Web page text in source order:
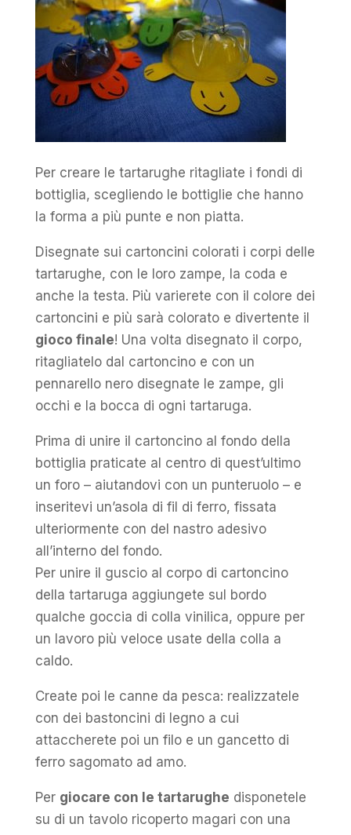
Per creare le tartarughe ritagliate i fondi di
bottiglia, scegliendo le bottiglie che hanno
la forma a più punte e non piatta.
Disegnate sui cartoncini colorati i corpi delle
tartarughe, con le loro zampe, la coda e
anche la testa. Più varierete con il colore dei
cartoncini e più sarà colorato e divertente il
gioco finale! Una volta disegnato il corpo,
ritagliatelo dal cartoncino e con un
pennarello nero disegnate le zampe, gli
occhi e la bocca di ogni tartaruga.
Prima di unire il cartoncino al fondo della
bottiglia praticate al centro di quest’ultimo
un foro – aiutandovi con un punteruolo – e
inseritevi un’asola di fil di ferro, fissata
ulteriormente con del nastro adesivo
all’interno del fondo.
Per unire il guscio al corpo di cartoncino
della tartaruga aggiungete sul bordo
qualche goccia di colla vinilica, oppure per
un lavoro più veloce usate della colla a
caldo.
Create poi le canne da pesca: realizzatele
con dei bastoncini di legno a cui
attaccherete poi un filo e un gancetto di
ferro sagomato ad amo.
Per giocare con le tartarughe disponetele
su di un tavolo ricoperto magari con una